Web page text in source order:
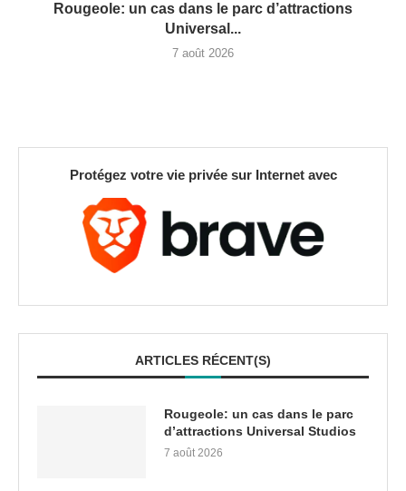
Rougeole: un cas dans le parc d’attractions
Universal...
7 août 2026
Protégez votre vie privée sur Internet avec
ARTICLES RÉCENT(S)
Rougeole: un cas dans le parc
d’attractions Universal Studios
7 août 2026